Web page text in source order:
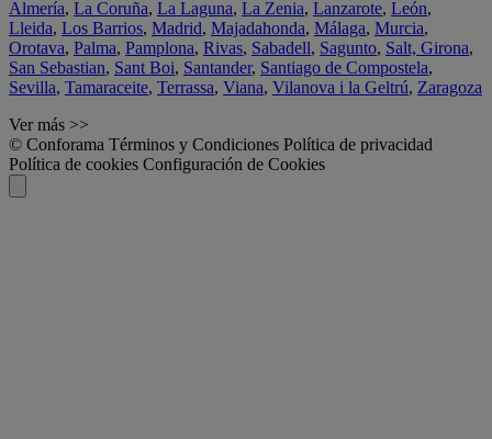
Almería, La Coruña, La Laguna, La Zenia, Lanzarote, León,
Lleida, Los Barrios, Madrid, Majadahonda, Málaga, Murcia,
Orotava, Palma, Pamplona, Rivas, Sabadell, Sagunto, Salt, Girona,
San Sebastian, Sant Boi, Santander, Santiago de Compostela,
Sevilla, Tamaraceite, Terrassa, Viana, Vilanova i la Geltrú, Zaragoza
Ver más >>
© Conforama Términos y Condiciones Política de privacidad
Política de cookies Configuración de Cookies